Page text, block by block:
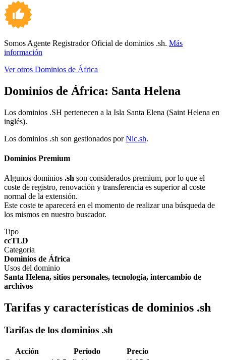
Somos Agente Registrador Oficial de dominios .sh. Más
información
Ver otros Dominios de África
Dominios de África: Santa Helena
Los dominios .SH pertenecen a la Isla Santa Elena (Saint Helena en
inglés).
Los dominios .sh son gestionados porNic.sh.
Dominios Premium
Algunos dominios .sh son considerados premium, por lo que el
coste de registro, renovación y transferencia es superior al coste
normal de la extensión.
Este coste te aparecerá en el momento de realizar una búsqueda de
los mismos en nuestro buscador.
Tipo
ccTLD
Categoria
Dominios de África
Usos del dominio
Santa Helena, sitios personales, tecnología, intercambio de
archivos
Tarifas y características de dominios .sh
Tarifas de los dominios .sh
Acción Periodo
Precio